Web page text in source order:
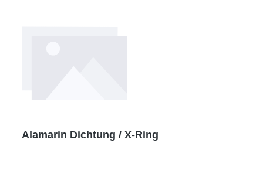
Alamarin Dichtung / X-Ring